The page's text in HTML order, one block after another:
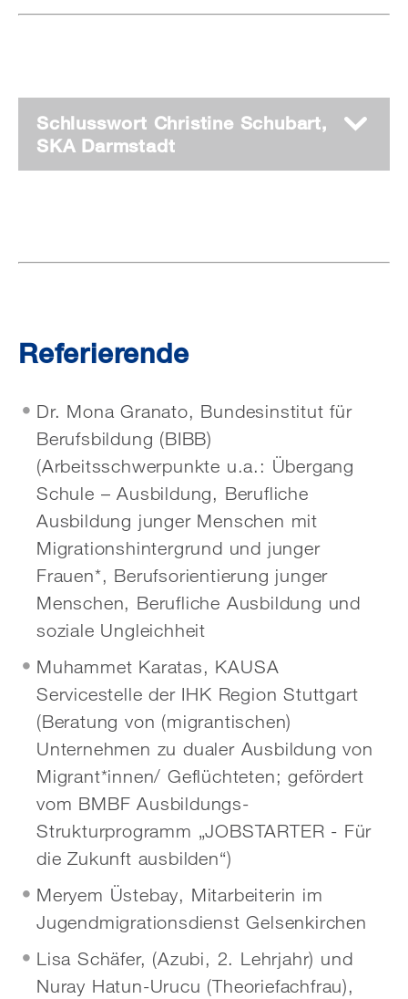
Schlusswort Christine Schubart,
SKA Darmstadt
Referierende
Dr. Mona Granato, Bundesinstitut für
Berufsbildung (BIBB)
(Arbeitsschwerpunkte u.a.: Übergang
Schule – Ausbildung, Berufliche
Ausbildung junger Menschen mit
Migrationshintergrund und junger
Frauen*, Berufsorientierung junger
Menschen, Berufliche Ausbildung und
soziale Ungleichheit
Muhammet Karatas, KAUSA
Servicestelle der IHK Region Stuttgart
(Beratung von (migrantischen)
Unternehmen zu dualer Ausbildung von
Migrant*innen/ Geflüchteten; gefördert
vom BMBF Ausbildungs-
Strukturprogramm „JOBSTARTER - Für
die Zukunft ausbilden“)
Meryem Üstebay, Mitarbeiterin im
Jugendmigrationsdienst Gelsenkirchen
Lisa Schäfer, (Azubi, 2. Lehrjahr) und
Nuray Hatun-Urucu (Theoriefachfrau),